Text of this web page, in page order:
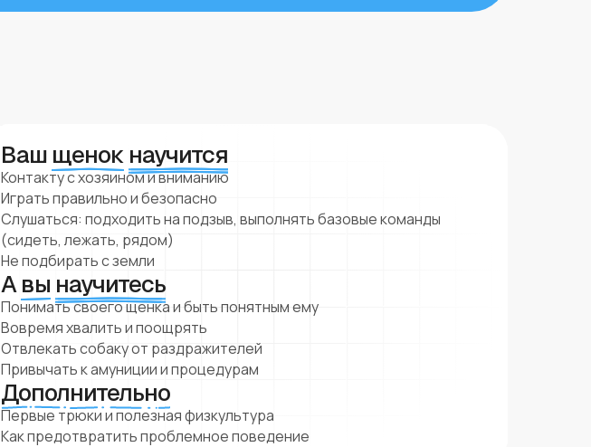
Ваш щенок научится
Контакту с хозяином и вниманию
Играть правильно и безопасно
Слушаться: подходить на подзыв, выполнять базовые команды
(сидеть, лежать, рядом)
Не подбирать с земли
Авы научитесь
Понимать своего щенка и быть понятным ему
Вовремя хвалить и поощрять
Отвлекать собаку от раздражителей
Привычать к амуниции и процедурам
Дополнительно
Первые трюки и полезная физкультура
Как предотвратить проблемное поведение